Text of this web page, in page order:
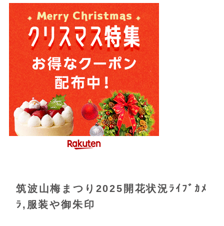
筑波山梅まつり2025開花状況ﾗｲﾌﾞｶﾒ
ﾗ,服装や御朱印